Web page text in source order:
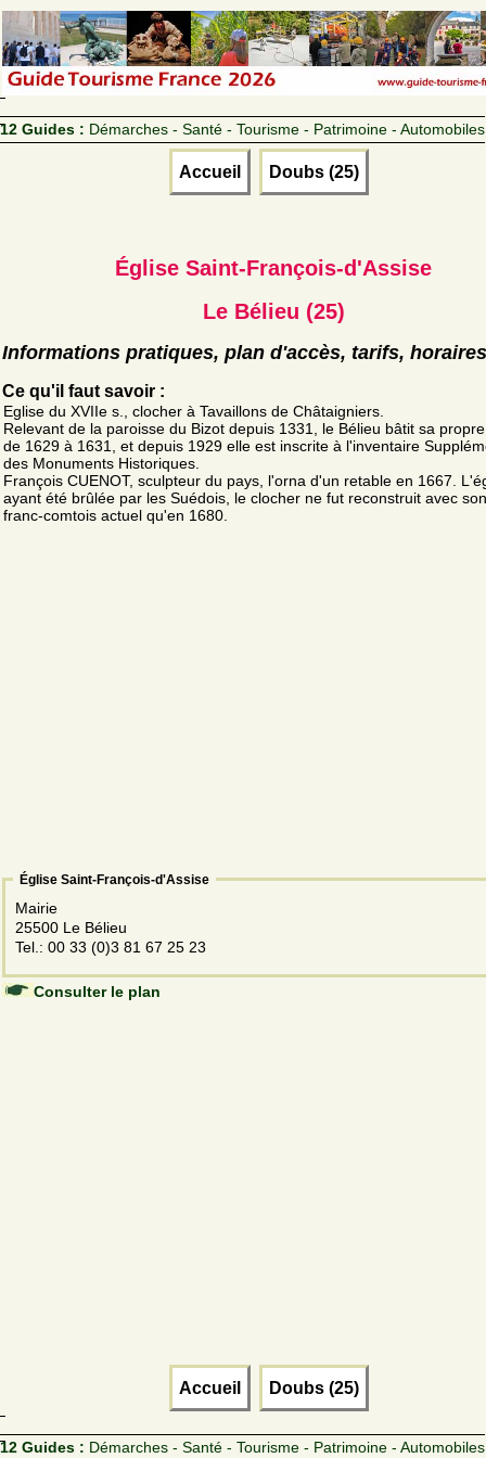
12 Guides : Démarches - Santé - Tourisme - Patrimoine - Automobiles
Accueil Doubs (25)
Église Saint-François-d'Assise
Le Bélieu (25)
Informations pratiques, plan d'accès, tarifs, horaires
Ce qu'il faut savoir :
Eglise du XVIIe s., clocher à Tavaillons de Châtaigniers.
Relevant de la paroisse du Bizot depuis 1331, le Bélieu bâtit sa
de 1629 à 1631, et depuis 1929 elle est inscrite à l'inventaire
des Monuments Historiques.
François CUENOT, sculpteur du pays, l'orna d'un retable en 1667.
ayant été brûlée par les Suédois, le clocher ne fut reconstruit avec
franc-comtois actuel qu'en 1680.
Église Saint-François-d'Assise
Mairie
25500 Le Bélieu
Tel.: 00 33 (0)3 81 67 25 23
Consulter le plan
Accueil Doubs (25)
12 Guides : Démarches - Santé - Tourisme - Patrimoine - Automobiles